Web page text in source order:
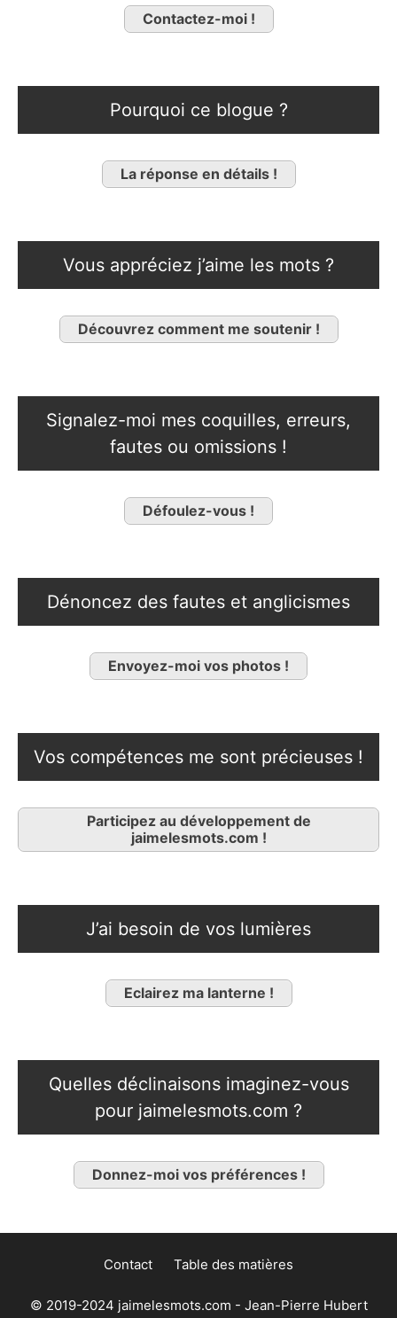
Contactez-moi !
Pourquoi ce blogue ?
La réponse en détails !
Vous appréciez j’aime les mots ?
Découvrez comment me soutenir !
Signalez-moi mes coquilles, erreurs,
fautes ou omissions !
Défoulez-vous !
Dénoncez des fautes et anglicismes
Envoyez-moi vos photos !
Vos compétences me sont précieuses !
Participez au développement de
jaimelesmots.com !
J’ai besoin de vos lumières
Eclairez ma lanterne !
Quelles déclinaisons imaginez-vous
pour jaimelesmots.com ?
Donnez-moi vos préférences !
Contact Table des matières
© 2019-2024 jaimelesmots.com - Jean-Pierre Hubert